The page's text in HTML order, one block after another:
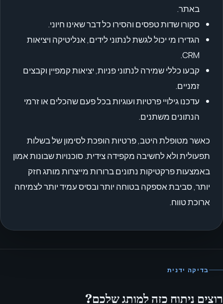
באתר.
סקורו שדות טפסים והסירו כל דבר שאינו חיוני.
הגדירו מי יכול לגשת לנתוני לידים, אנליטיקה ויציאות
CRM.
קבעו כללי שמירה לנתוני פניות, יציאות קמפיין וקבצים
זמניים.
עדכנו גילויי פרטיות ועוגיות בכל פעם שהכלים או זרמי
הנתונים משתנים.
כאשר מטופלת היטב, פרטיות הופכת לסימון של בשלות
תפעולית ולא לחשיבה מקפידה צידית. סוכנויות שבונות אמון
באמצעות פרקטיקות נתונים ברורות מייצרות מותג חזק
יותר, סביבת אספקה בטוחה יותר ובסיס עמיד יותר לצמיחה
ארוכת טווח.
בדיקה ידנית
רוצים ניתוח כזה למותג שלכם?